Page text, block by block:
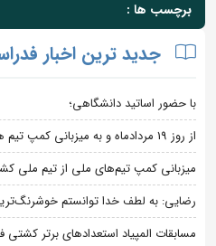
برچسب ها :
جدید ترین اخبار
با حضور اساتید دانشگاهی؛
از روز 19 مردادماه و به میزبانی کمپ تیم های ملی؛
میزبانی کمپ تیم‌های ملی از تیم ملی
رضایی: به لطف خدا توانستم
مسابقات المپیاد استعدادهای برتر کشتی